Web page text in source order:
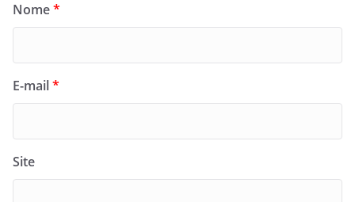
Nome*
E-mail*
Site